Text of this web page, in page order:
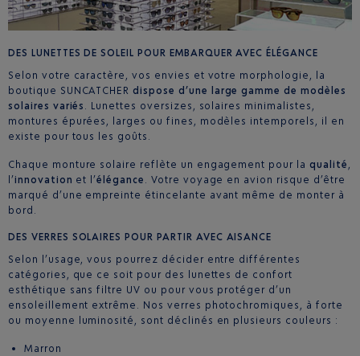
DES LUNETTES DE SOLEIL POUR EMBARQUER AVEC ÉLÉGANCE
Selon votre caractère, vos envies et votre morphologie, la
boutique SUNCATCHERdispose d’une large gamme de modèles
solaires variés . Lunettes oversizes, solaires minimalistes,
montures épurées, larges ou fines, modèles intemporels, il en
existe pour tous les goûts.
Chaque monture solaire reflète un engagement pour la qualité ,
l’innovation et l’élégance . Votre voyage en avion risque d’être
marqué d’une empreinte étincelante avant même de monter à
bord.
DES VERRES SOLAIRES POUR PARTIR AVEC AISANCE
Selon l’usage, vous pourrez décider entre différentes
catégories, que ce soit pour des lunettes de confort
esthétique sans filtre UV ou pour vous protéger d’un
ensoleillement extrême. Nos verres photochromiques, à forte
ou moyenne luminosité, sont déclinés en plusieurs couleurs :
Marron